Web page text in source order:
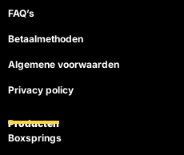
FAQ’s
Betaalmethoden
Algemene voorwaarden
Privacy policy
Producten
Boxsprings